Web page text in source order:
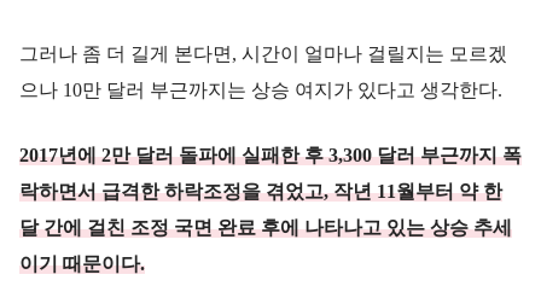
그러나 좀 더 길게 본다면, 시간이 얼마나 걸릴지는 모르겠
으나 10만 달러 부근까지는 상승 여지가 있다고 생각한다.
2017년에 2만 달러 돌파에 실패한 후 3,300 달러 부근까지 폭
락하면서 급격한 하락조정을 겪었고, 작년 11월부터 약 한
달 간에 걸친 조정 국면 완료 후에 나타나고 있는 상승 추세
이기 때문이다.